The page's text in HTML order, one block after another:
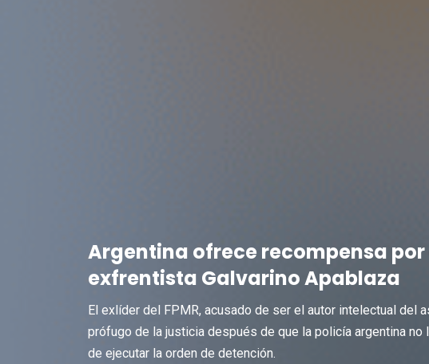
Argentina ofrece recompensa
exfrentista Galvarino Apablaza
El exlíder del FPMR, acusado de ser el autor intelectual del
prófugo de la justicia después de que la policía argentina
de ejecutar la orden de detención.